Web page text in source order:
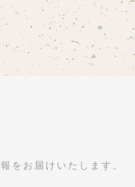
をお届けいたします。